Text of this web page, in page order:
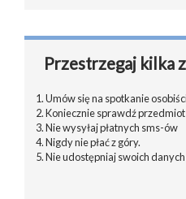
Przestrzegaj kilka
1. Umów się na spotkanie
2. Koniecznie sprawdź
3. Nie wysyłaj płatnych sms-ów
4. Nigdy nie płać z góry.
5. Nie udostępniaj swoich